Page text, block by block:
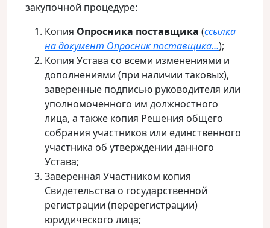
закупочной процедуре:
Копия Опросника поставщика (ссылка
на документ Опросник поставщика…);
Копия Устава со всеми изменениями и
дополнениями (при наличии таковых),
заверенные подписью руководителя или
уполномоченного им должностного
лица, а также копия Решения общего
собрания участников или единственного
участника об утверждении данного
Устава;
Заверенная Участником копия
Свидетельства о государственной
регистрации (перерегистрации)
юридического лица;